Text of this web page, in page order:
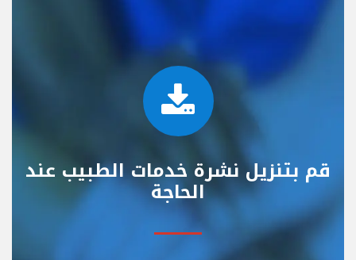
قم بتنزيل نشرة خدمات الطبيب عند
الحاجة